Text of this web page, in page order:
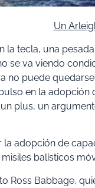
Un
la tecla, una
se va viendo
no puede
en la adopción
plus, un
adopción de
balísticos
Ross Babbage,